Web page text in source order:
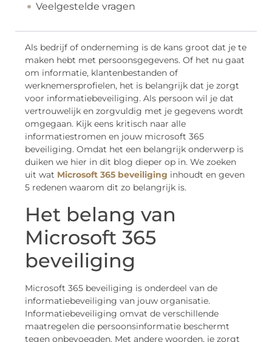
Veelgestelde vragen
Als bedrijf of onderneming is de kans groot dat je te
maken hebt met persoonsgegevens. Of het nu gaat
om informatie, klantenbestanden of
werknemersprofielen, het is belangrijk dat je zorgt
voor informatiebeveiliging. Als persoon wil je dat
vertrouwelijk en zorgvuldig met je gegevens wordt
omgegaan. Kijk eens kritisch naar alle
informatiestromen en jouw microsoft 365
beveiliging. Omdat het een belangrijk onderwerp is
duiken we hier in dit blog dieper op in. We zoeken
uit wat Microsoft 365 beveiliging inhoudt en geven
5 redenen waarom dit zo belangrijk is.
Het belang van
Microsoft 365
beveiliging
Microsoft 365 beveiliging is onderdeel van de
informatiebeveiliging van jouw organisatie.
Informatiebeveiliging omvat de verschillende
maatregelen die persoonsinformatie beschermt
tegen onbevoegden. Met andere woorden, je zorgt